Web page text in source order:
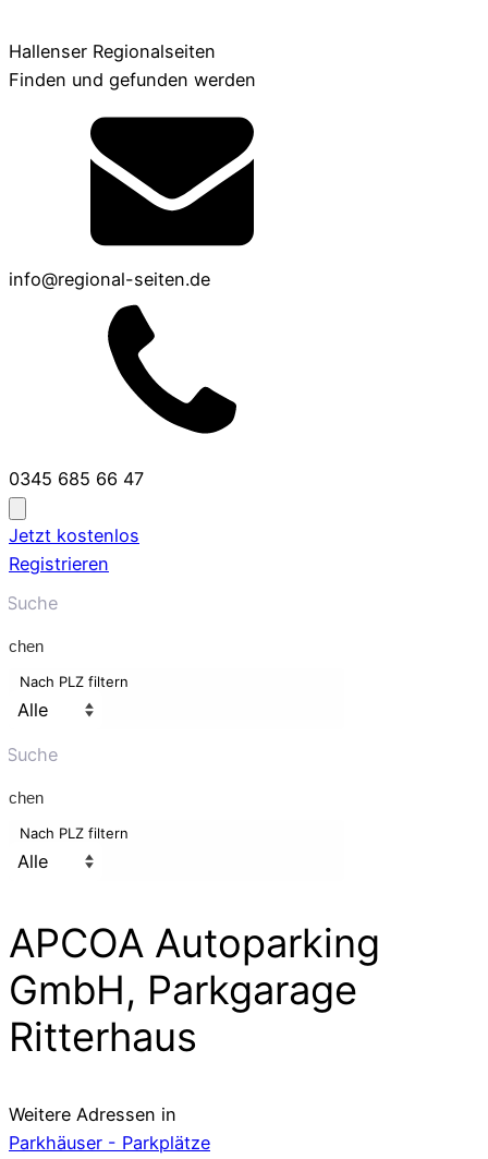
Hallenser Regionalseiten
Finden und gefunden werden
info@regional-seiten.de
0345 685 66 47
Jetzt kostenlos
Registrieren
Nach PLZ filtern
Nach PLZ filtern
APCOA Autoparking
GmbH, Parkgarage
Ritterhaus
Weitere Adressen in
Parkhäuser - Parkplätze